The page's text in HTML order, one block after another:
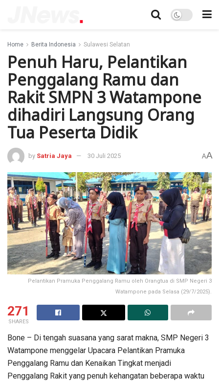
Home Berita Indonesia Sulawesi Selatan
Penuh Haru, Pelantikan
Penggalang Ramu dan
Rakit SMPN 3 Watampone
dihadiri Langsung Orang
Tua Peserta Didik
by Satria Jaya 30 Juli 2025 AA
Pelantikan Pramuka Penggalang Ramu oleh Orangtua di SMP Negeri 3
Watampone pada Selasa (29/7/2025).
271
SHARES
Bone – Di tengah suasana yang sarat makna, SMP Negeri 3
Watampone menggelar Upacara Pelantikan Pramuka
Penggalang Ramu dan Kenaikan Tingkat menjadi
Penggalang Rakit yang penuh kehangatan beberapa waktu